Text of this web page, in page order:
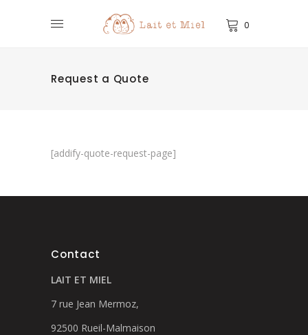
0
Request a Quote
[addify-quote-request-page]
Contact
LAIT ET MIEL
7 rue Jean Mermoz,
92500 Rueil-Malmaison